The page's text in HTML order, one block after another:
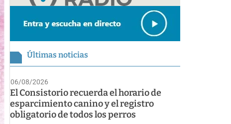
Últimas noticias
06/08/2026
El Consistorio recuerda el horario de
esparcimiento canino y el registro
obligatorio de todos los perros